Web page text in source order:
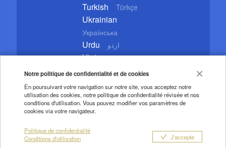
Notre politique de confidentialité et de cookies
En poursuivant votre navigation sur notre site, vous acceptez notre
utilisation des cookies, notre politique de confidentialité révisée et nos
conditions d'utilisation. Vous pouvez modifier vos paramètres de
cookies via votre navigateur.
Politique de confidentialité
Conditions d'utilisation
J'accepte
Turkish Türkçe
Ukrainian
Українська
Urdu اردو
Vietnamese
Tiếng Việt
Copyright © 2020 CGTN. Beijing ICP prepared NO.16065310-3
Conditions d'utilisation
Politique de confidentialité